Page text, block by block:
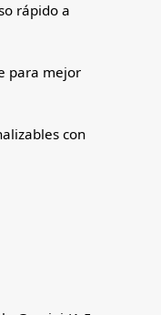
rápido a
para mejor
con